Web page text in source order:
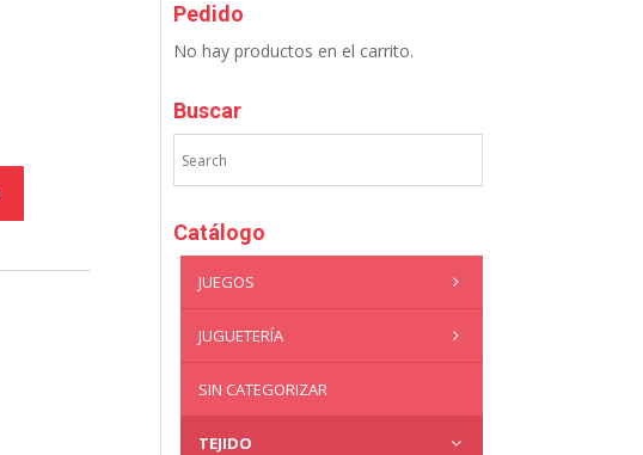
Pedido
No hay productos en el carrito.
Buscar
Catálogo
JUEGOS
JUGUETERÍA
SIN CATEGORIZAR
TEJIDO